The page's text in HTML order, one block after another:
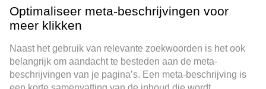
Optimaliseer meta-beschrijvingen voor
meer klikken
Naast het gebruik van relevante zoekwoorden is het ook
belangrijk om aandacht te besteden aan de meta-
beschrijvingen van je pagina’s. Een meta-beschrijving is